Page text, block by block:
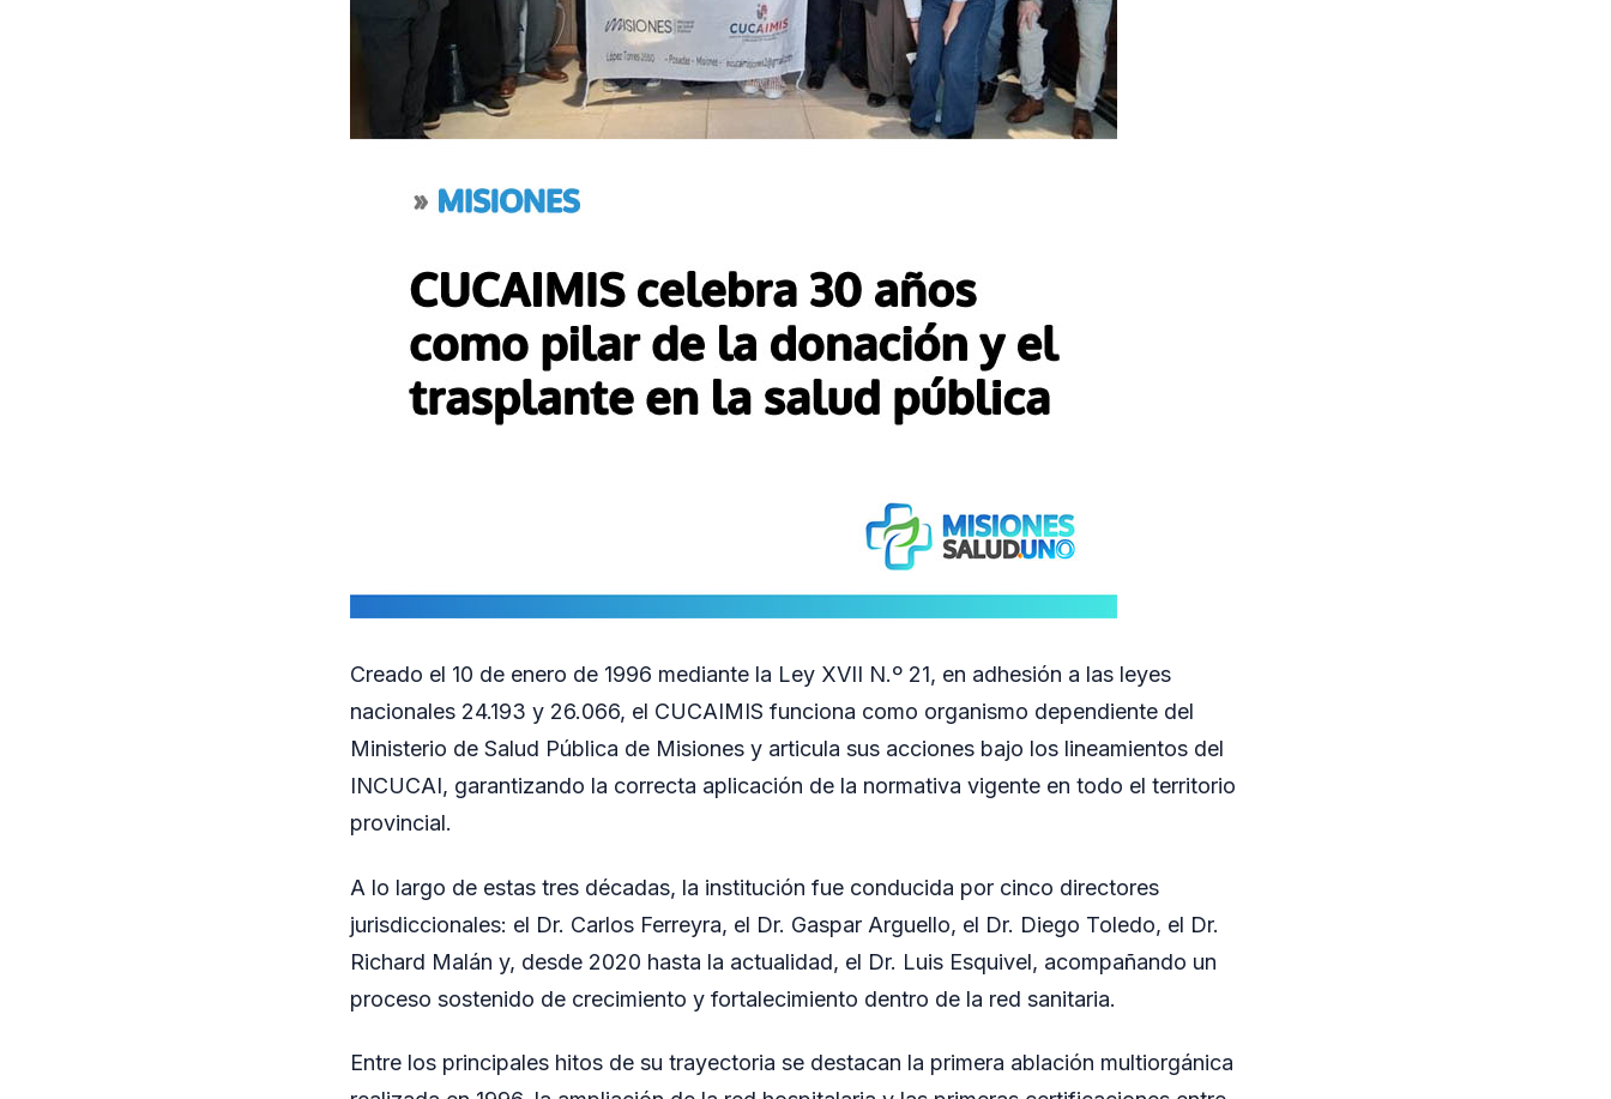
Creado el 10 de enero de 1996 mediante la Ley XVII N.º 21, en adhesión a las leyes
nacionales 24.193 y 26.066, el CUCAIMIS funciona como organismo dependiente del
Ministerio de Salud Pública de Misiones y articula sus acciones bajo los lineamientos del
INCUCAI, garantizando la correcta aplicación de la normativa vigente en todo el territorio
provincial.
A lo largo de estas tres décadas, la institución fue conducida por cinco directores
jurisdiccionales: el Dr. Carlos Ferreyra, el Dr. Gaspar Arguello, el Dr. Diego Toledo, el Dr.
Richard Malán y, desde 2020 hasta la actualidad, el Dr. Luis Esquivel, acompañando un
proceso sostenido de crecimiento y fortalecimiento dentro de la red sanitaria.
Entre los principales hitos de su trayectoria se destacan la primera ablación multiorgánica